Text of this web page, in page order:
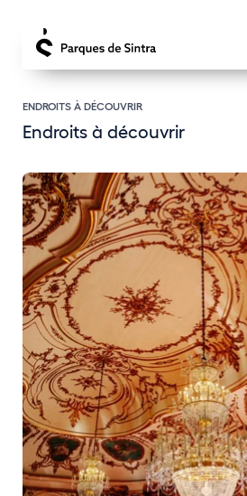
ENDROITS À DÉCOUVRIR
Endroits à découvrir